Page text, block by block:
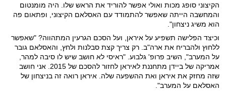
הקיצוני סופג מכות ואולי אפשר להוריד את הראש שלו. היה מומנטום
והמחשבה הייתה שאפשר להתמודד עם האסלאם הקיצוני, ופתאום פה
הוא משיג ניצחון".
וכיצד הפלישה תשפיע על איראן, ועל הסכם הגרעין המתהווה? "שאפשר
ללחוץ ולהבריח את ארה"ב. רק צריך קצת סבלנות ולחץ, והאסלאם גובר
על המערב", השיב פרופ' גלבוע. "ראיסי לא חושב שיש לו סיבה למהר,
אמריקה של ביידן מתחננת לאיראן לחזור להסכם של 2015. אני חושב
שזה מחזק את איראן ואת ההשפעה שלה. איראן רואה זה בניצחון של
האסלאם על המערב".